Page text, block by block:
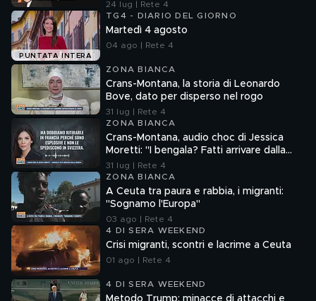
24 lug | Rete 4
PUNTATA INTERA
TG4 - DIARIO DEL GIORNO
Martedì 4 agosto
04 ago | Rete 4
ZONA BIANCA
Crans-Montana, la storia di Leonardo
Bove, dato per disperso nel rogo
31 lug | Rete 4
ZONA BIANCA
Crans-Montana, audio choc di Jessica
Moretti: "I bengala? Fatti arrivare dalla
Francia"
31 lug | Rete 4
ZONA BIANCA
A Ceuta tra paura e rabbia, i migranti:
"Sognamo l'Europa"
03 ago | Rete 4
4 DI SERA WEEKEND
Crisi migranti, scontri e lacrime a Ceuta
01 ago | Rete 4
4 DI SERA WEEKEND
Metodo Trump: minacce di attacchi e